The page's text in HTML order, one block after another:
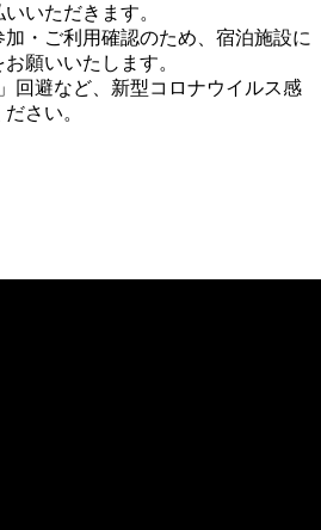
いただきます。
・ご利用確認のため、宿泊施設に
願いいたします。
回避など、新型コロナウイルス感
さい。